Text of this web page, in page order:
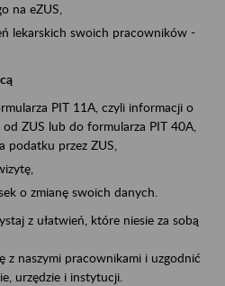
na eZUS,
lekarskich swoich pracowników -
PIT 11A, czyli informacji o
ZUS lub do formularza PIT 40A,
podatku przez ZUS,
o zmianę swoich danych.
z ułatwień, które niesie za sobą
z naszymi pracownikami i uzgodnić
urzędzie i instytucji.